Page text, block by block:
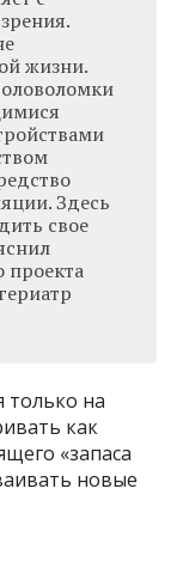
жизни.
Здесь
свое
проекта
только на
как
«запаса
новые